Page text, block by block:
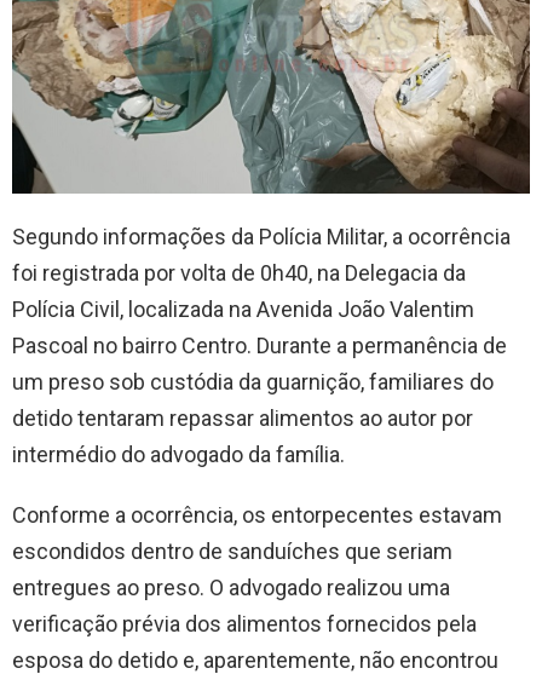
Segundo informações da Polícia Militar, a ocorrência
foi registrada por volta de 0h40, na Delegacia da
Polícia Civil, localizada na Avenida João Valentim
Pascoal no bairro Centro. Durante a permanência de
um preso sob custódia da guarnição, familiares do
detido tentaram repassar alimentos ao autor por
intermédio do advogado da família.
Conforme a ocorrência, os entorpecentes estavam
escondidos dentro de sanduíches que seriam
entregues ao preso. O advogado realizou uma
verificação prévia dos alimentos fornecidos pela
esposa do detido e, aparentemente, não encontrou